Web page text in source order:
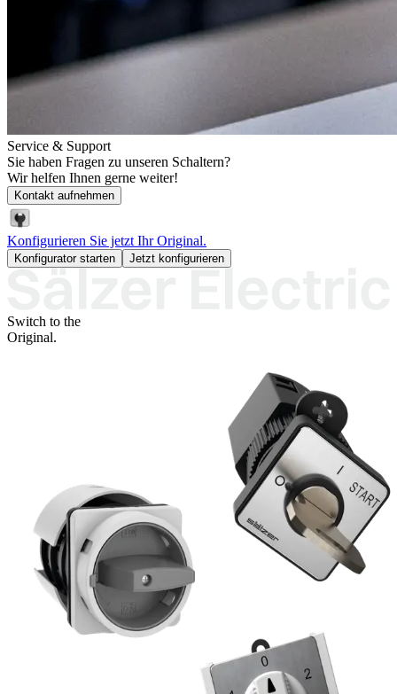
Service & Support
Sie haben Fragen zu unseren Schaltern?
Wir helfen Ihnen gerne weiter!
Kontakt aufnehmen
Konfigurieren Sie jetzt Ihr Original.
Konfigurator starten Jetzt konfigurieren
Switch to the
Original.